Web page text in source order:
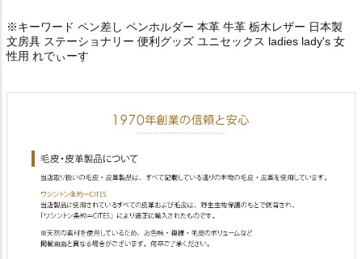
※キーワード ペン差し ペンホルダー 本革 牛革 栃木レザー 日本製
文房具 ステーショナリー 便利グッズ ユニセックス ladies lady's 女
性用 れでぃーす